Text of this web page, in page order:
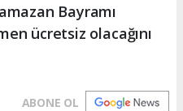
Bayramı
ücretsiz olacağını
ABONE OL